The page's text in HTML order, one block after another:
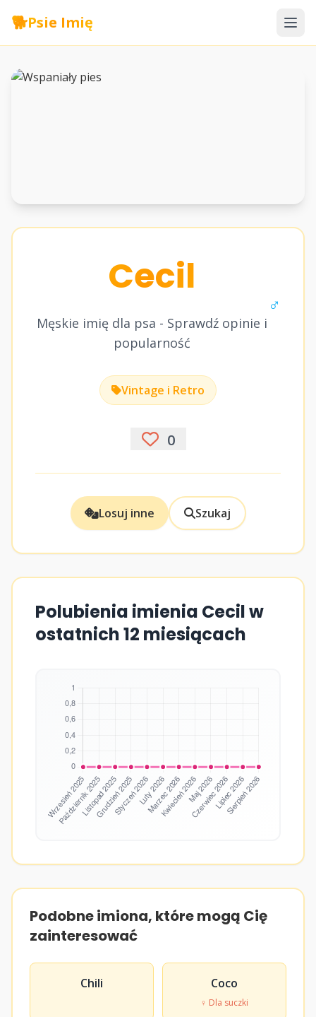
🐕Psie Imię
Cecil
Męskie imię dla psa - Sprawdź opinie i
popularność
♂
Vintage i Retro
0
Losuj inne Szukaj
Polubienia imienia Cecil w
ostatnich 12 miesiącach
Podobne imiona, które mogą Cię
zainteresować
Chili Coco
♀ Dla suczki